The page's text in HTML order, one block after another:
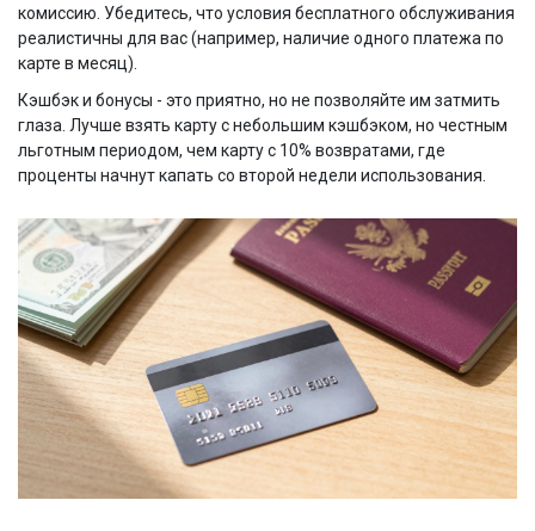
комиссию. Убедитесь, что условия бесплатного обслуживания
реалистичны для вас (например, наличие одного платежа по
карте в месяц).
Кэшбэк и бонусы - это приятно, но не позволяйте им затмить
глаза. Лучше взять карту с небольшим кэшбэком, но честным
льготным периодом, чем карту с 10% возвратами, где
проценты начнут капать со второй недели использования.